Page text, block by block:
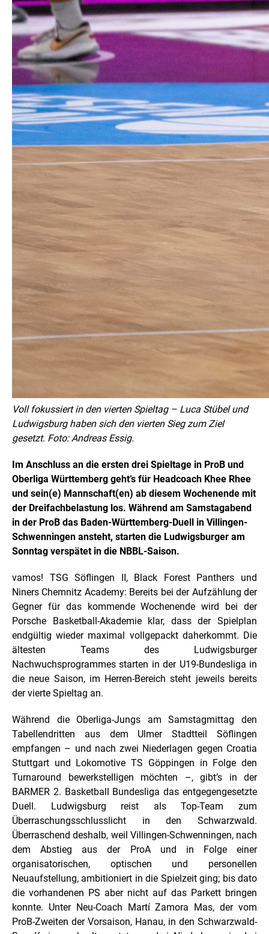
Voll fokussiert in den vierten Spieltag – Luca Stübel und
Ludwigsburg haben sich den vierten Sieg zum Ziel
gesetzt. Foto: Andreas Essig.
Im Anschluss an die ersten drei Spieltage in ProB und
Oberliga Württemberg geht’s für Headcoach Khee Rhee
und sein(e) Mannschaft(en) ab diesem Wochenende mit
der Dreifachbelastung los. Während am Samstagabend
in der ProB das Baden-Württemberg-Duell in Villingen-
Schwenningen ansteht, starten die Ludwigsburger am
Sonntag verspätet in die NBBL-Saison.
vamos! TSG Söflingen II, Black Forest Panthers und
Niners Chemnitz Academy: Bereits bei der Aufzählung der
Gegner für das kommende Wochenende wird bei der
Porsche Basketball-Akademie klar, dass der Spielplan
endgültig wieder maximal vollgepackt daherkommt. Die
ältesten Teams des Ludwigsburger
Nachwuchsprogrammes starten in der U19-Bundesliga in
die neue Saison, im Herren-Bereich steht jeweils bereits
der vierte Spieltag an.
Während die Oberliga-Jungs am Samstagmittag den
Tabellendritten aus dem Ulmer Stadtteil Söflingen
empfangen – und nach zwei Niederlagen gegen Croatia
Stuttgart und Lokomotive TS Göppingen in Folge den
Turnaround bewerkstelligen möchten –, gibt’s in der
BARMER 2. Basketball Bundesliga das entgegengesetzte
Duell. Ludwigsburg reist als Top-Team zum
Überraschungsschlusslicht in den Schwarzwald.
Überraschend deshalb, weil Villingen-Schwenningen, nach
dem Abstieg aus der ProA und in Folge einer
organisatorischen, optischen und personellen
Neuaufstellung, ambitioniert in die Spielzeit ging; bis dato
die vorhandenen PS aber nicht auf das Parkett bringen
konnte. Unter Neu-Coach Martí Zamora Mas, der vom
ProB-Zweiten der Vorsaison, Hanau, in den Schwarzwald-